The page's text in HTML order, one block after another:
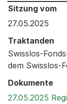
Behandelt an
Sitzung vom
27.05.2025
Traktanden
Swisslos-
dem Swisslos-
Dokumente
27.05.2025